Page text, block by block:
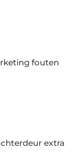
fouten
extra